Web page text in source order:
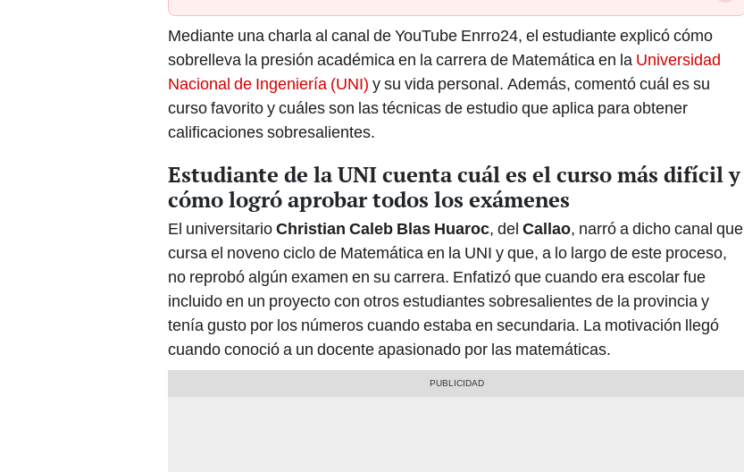
Mediante una charla al canal de YouTube Enrro24, el estudiante explicó cómo
sobrelleva la presión académica en la carrera de Matemática en la Universidad
Nacional de Ingeniería (UNI) y su vida personal. Además, comentó cuál es su
curso favorito y cuáles son las técnicas de estudio que aplica para obtener
calificaciones sobresalientes.
Estudiante de la UNI cuenta cuál es el curso más difícil y
cómo logró aprobar todos los exámenes
El universitarioChristian Caleb Blas Huaroc, del Callao, narró a dicho canal que
cursa el noveno ciclo de Matemática en la UNI y que, a lo largo de este proceso,
no reprobó algún examen en su carrera. Enfatizó que cuando era escolar fue
incluido en un proyecto con otros estudiantes sobresalientes de la provincia y
tenía gusto por los números cuando estaba en secundaria. La motivación llegó
cuando conoció a un docente apasionado por las matemáticas.